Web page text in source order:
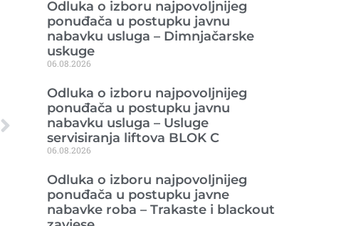
Odluka o izboru najpovoljnijeg
ponuđača u postupku javnu
nabavku usluga – Dimnjačarske
uskuge
06.08.2026
Odluka o izboru najpovoljnijeg
ponuđača u postupku javnu
nabavku usluga – Usluge
servisiranja liftova BLOK C
06.08.2026
Odluka o izboru najpovoljnijeg
ponuđača u postupku javne
nabavke roba – Trakaste i blackout